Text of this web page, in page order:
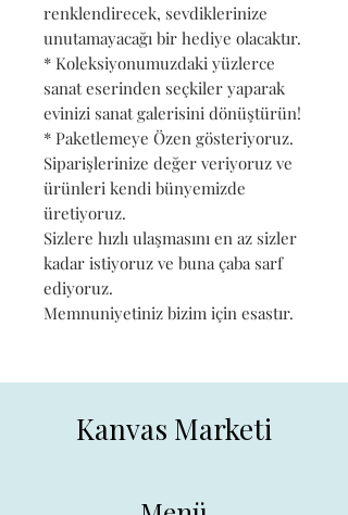
renklendirecek, sevdiklerinize
unutamayacağı bir hediye olacaktır.
* Koleksiyonumuzdaki yüzlerce
sanat eserinden seçkiler yaparak
evinizi sanat galerisini dönüştürün!
* Paketlemeye Özen gösteriyoruz.
Siparişlerinize değer veriyoruz ve
ürünleri kendi bünyemizde
üretiyoruz.
Sizlere hızlı ulaşmasını en az sizler
kadar istiyoruz ve buna çaba sarf
ediyoruz.
Memnuniyetiniz bizim için esastır.
Kanvas Marketi